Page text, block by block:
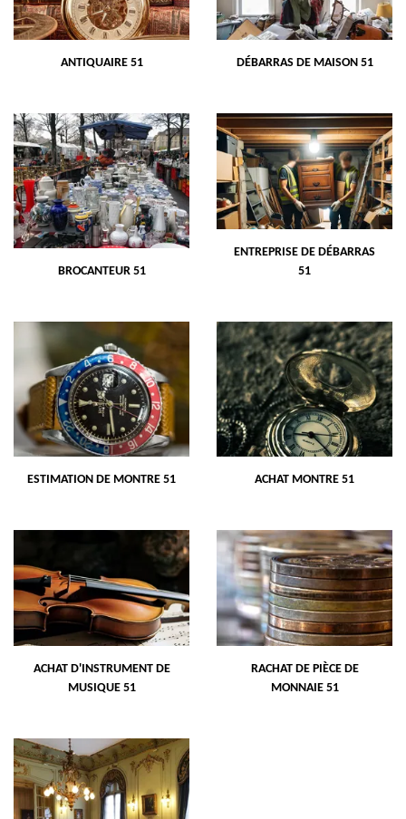
ANTIQUAIRE 51 DÉBARRAS DE MAISON 51
BROCANTEUR 51
ENTREPRISE DE DÉBARRAS
51
ESTIMATION DE MONTRE 51 ACHAT MONTRE 51
ACHAT D'INSTRUMENT DE
MUSIQUE 51
RACHAT DE PIÈCE DE
MONNAIE 51